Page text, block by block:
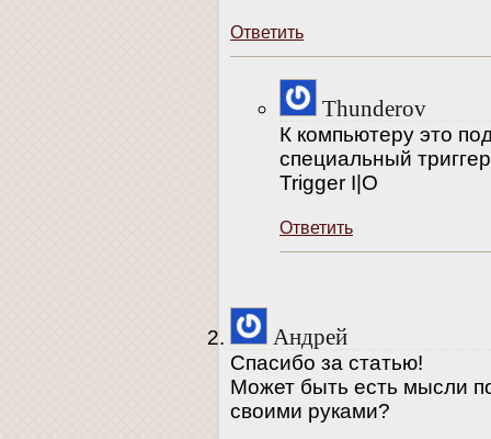
Ответить
Thunderov
К компьютеру это
специальный
Trigger I|O
Ответить
Андрей
Спасибо за статью!
Может быть есть мысли
своими руками?